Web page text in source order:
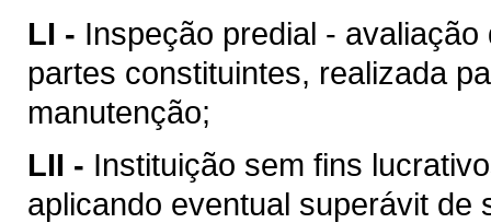
LI - Inspeção predial -
partes constituintes, realizada
manutenção;
LII - Instituição sem fins
aplicando eventual superávit de